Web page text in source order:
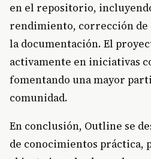
en el repositorio,
rendimiento, corrección de
la documentación. El
activamente en iniciativas
fomentando una mayor
comunidad.
En conclusión, Outline se
de conocimientos práctica,